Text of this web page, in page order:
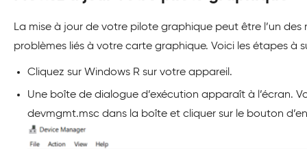
La mise à jour de votre pilote graphique peut être l’un des
problèmes liés à votre carte graphique. Voici les étapes à
Cliquez sur Windows R sur votre appareil.
Une boîte de dialogue d’exécution apparaît à l’écran.
devmgmt.msc dans la boîte et cliquer sur le bouton